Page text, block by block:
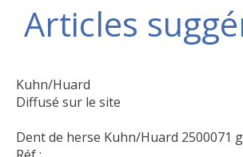
Articles
Kuhn/Huard
Diffusé sur le site
Dent de herse Kuhn/Huard 2500071